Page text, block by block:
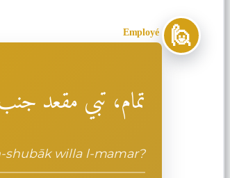
🙋
Employé
تمام، تبي مقعد
shubāk willa l-mamar?